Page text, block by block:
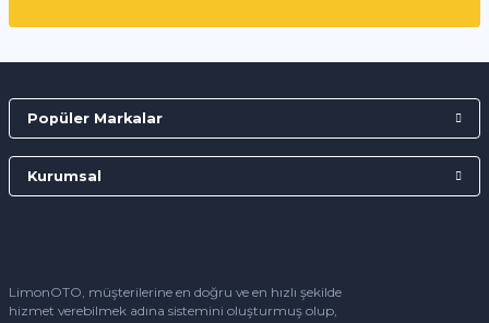
LimonOTO, müşterilerine en doğru ve en hızlı şekilde
hizmet verebilmek adına sistemini oluşturmuş olup,
Popüler Markalar
Kurumsal